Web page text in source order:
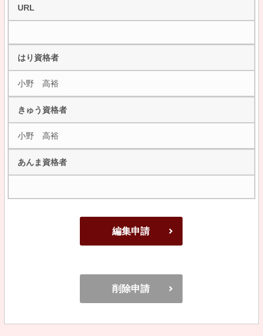
URL
はり資格者
小野 高裕
きゅう資格者
小野 高裕
あんま資格者
編集申請
削除申請